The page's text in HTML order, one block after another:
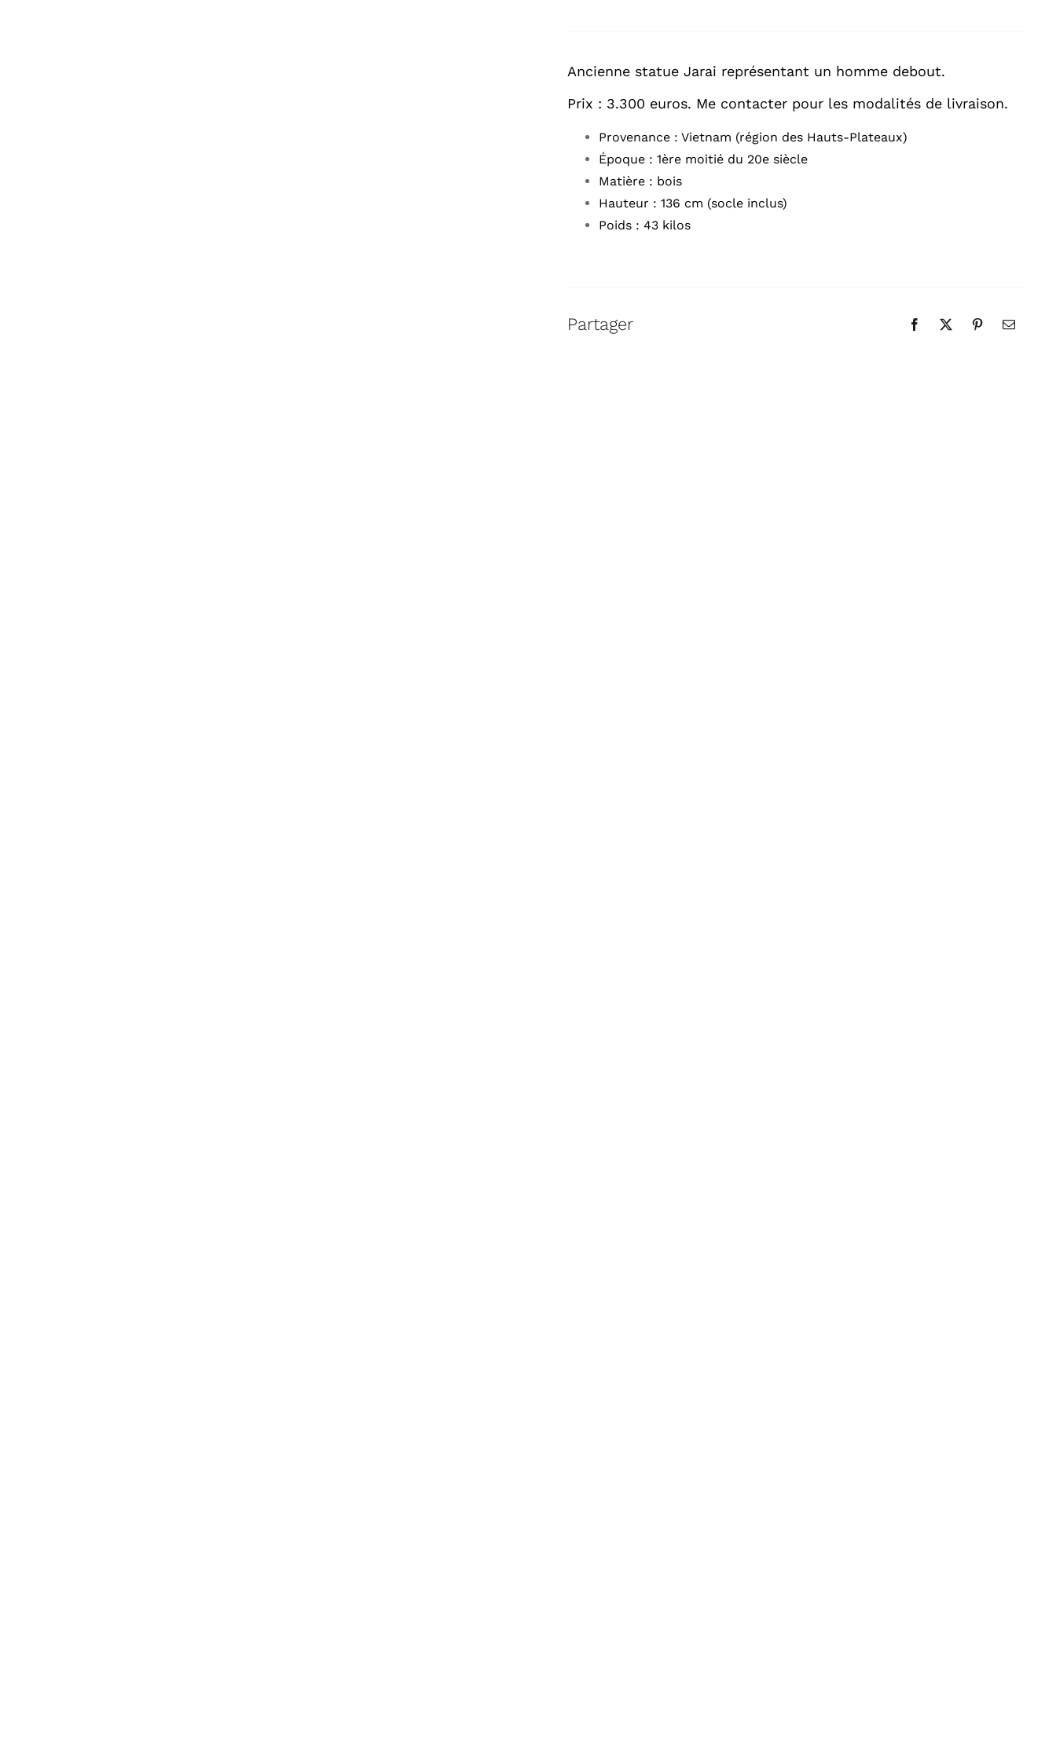
Ancienne statue Jarai représentant un homme debout.
Prix : 3.300 euros. Me contacter pour les modalités de livraison.
Provenance : Vietnam (région des Hauts-Plateaux)
Époque : 1ère moitié du 20e siècle
Matière : bois
Hauteur : 136 cm (socle inclus)
Poids : 43 kilos
Partager